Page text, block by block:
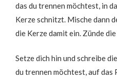
das du trennen möchtest, in
Kerze schnitzt. Mische dann
die Kerze damit ein. Zünde
Setze dich hin und schreibe
du trennen möchtest, auf das